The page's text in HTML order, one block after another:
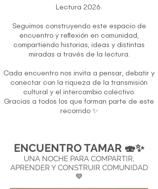
Lectura 2026.
Seguimos construyendo este espacio de
encuentro y reflexión en comunidad,
compartiendo historias, ideas y distintas
miradas a través de la lectura.
Cada encuentro nos invita a pensar, debatir y
conectar con la riqueza de la transmisión
cultural y el intercambio colectivo.
Gracias a todos los que forman parte de este
recorrido ✨
ENCUENTRO TAMAR 🍣✨
UNA NOCHE PARA COMPARTIR,
APRENDER Y CONSTRUIR COMUNIDAD
💙